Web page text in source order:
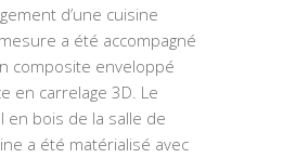
d’une cuisine
a été accompagné
composite enveloppé
en carrelage 3D. Le
en bois de la salle de
a été matérialisé avec